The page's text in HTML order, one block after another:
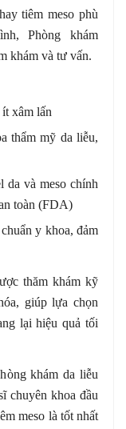
tiêm meso phù
Phòng khám
khám và tư vấn.
xâm lấn
thẩm mỹ da liễu,
da và meso chính
toàn (FDA)
y khoa, đảm
thăm khám kỹ
giúp lựa chọn
lại hiệu quả tối
khám da liễu
chuyên khoa đầu
meso là tốt nhất